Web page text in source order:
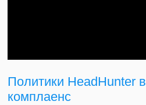
Политики HeadHunter
комплаенс